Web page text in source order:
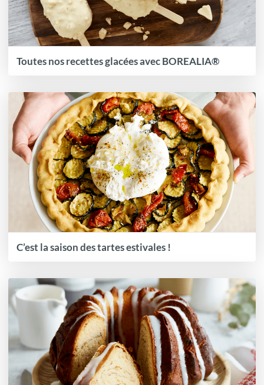
Toutes nos recettes glacées avec BOREALIA®
C’est la saison des tartes estivales !